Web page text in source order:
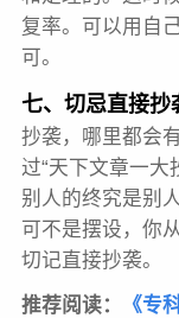
复率。可以用自
可。
七、切忌直接抄
抄袭，哪里都会
过“天下文章一大
别人的终究是别
可不是摆设，你
切记直接抄袭。
推荐阅读：
《专